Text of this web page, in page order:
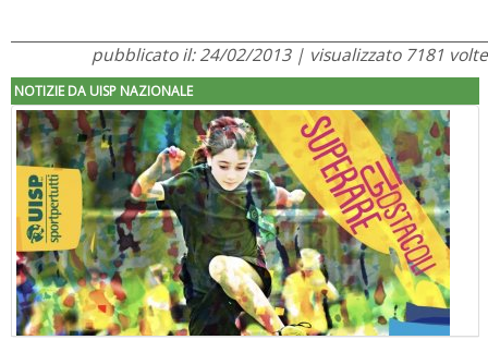
pubblicato il: 24/02/2013 | visualizzato 7181 volte
NOTIZIE DA UISP NAZIONALE